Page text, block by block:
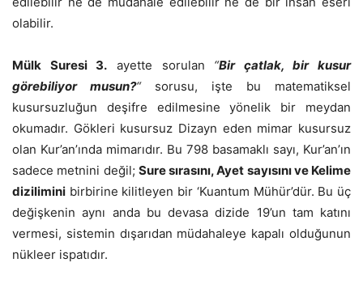
olabilir.
Mülk Suresi 3. ayette sorulan “Bir çatlak, bir kusur
görebiliyor musun?“sorusu, işte bu matematiksel
kusursuzluğun deşifre edilmesine yönelik bir meydan
okumadır. Gökleri kusursuz Dizayn eden mimar kusursuz
olan Kur’an’ında mimarıdır. Bu 798 basamaklı sayı, Kur’an’ın
sadece metnini değil; Sure sırasını, Ayet sayısını ve Kelime
dizilimini birbirine kilitleyen bir ‘Kuantum Mühür’dür. Bu üç
değişkenin aynı anda bu devasa dizide 19’un tam katını
vermesi, sistemin dışarıdan müdahaleye kapalı olduğunun
nükleer ispatıdır.